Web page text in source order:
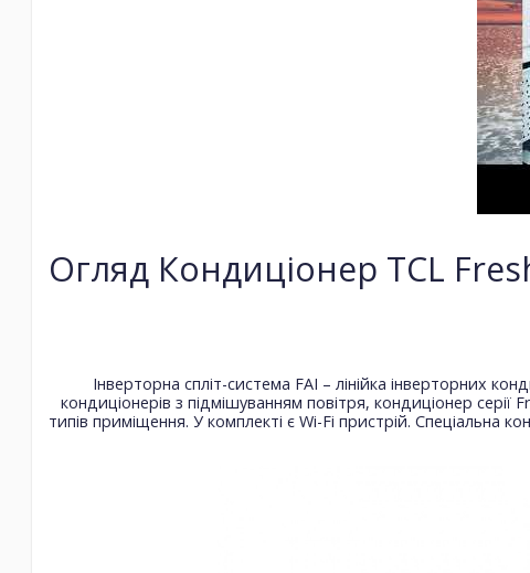
Огляд Кондиціонер TCL
Інверторна спліт-система FAI – лінійка інверторних
кондиціонерів з підмішуванням повітря, кондиціонер
типів приміщення. У комплекті є Wi-Fi пристрій. Спеціальна